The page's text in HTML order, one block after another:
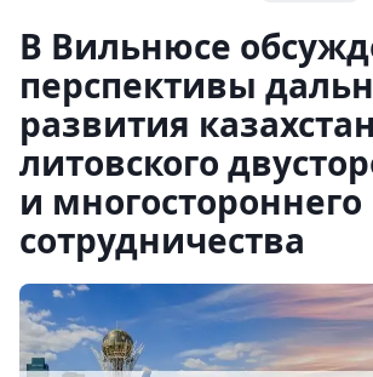
В Вильнюсе
перспективы
развития
литовского
и многостороннего
сотрудничества